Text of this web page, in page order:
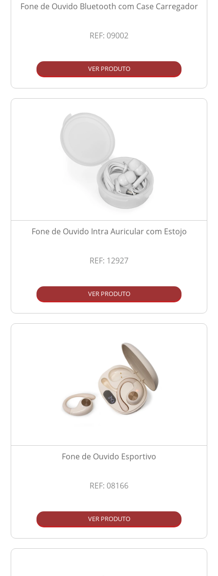
Fone de Ouvido Bluetooth com Case Carregador
REF: 09002
VER PRODUTO
Fone de Ouvido Intra Auricular com Estojo
REF: 12927
VER PRODUTO
Fone de Ouvido Esportivo
REF: 08166
VER PRODUTO